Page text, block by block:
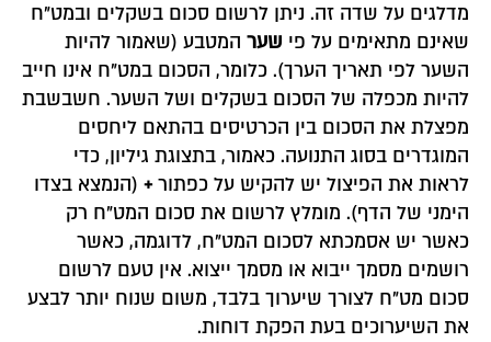
מדלגים על שדה זה. ניתן לרשום סכום בשקלים ובמט"ח
שאינם מתאימים על פי שער המטבע (שאמור להיות
השער לפי תאריך הערך). כלומר, הסכום במט"ח אינו חייב
להיות מכפלה של הסכום בשקלים ושל השער. חשבשבת
מפצלת את הסכום בין הכרטיסים בהתאם ליחסים
המוגדרים בסוג התנועה. כאמור, בתצוגת גיליון, כדי
לראות את הפיצול יש להקיש על כפתור+ (הנמצא בצדו
הימני של הדף). מומלץ לרשום את סכום המט"ח רק
כאשר יש אסמכתא לסכום המט"ח, לדוגמה, כאשר
רושמים מסמך ייבוא או מסמך ייצוא. אין טעם לרשום
סכום מט"ח לצורך שיערוך בלבד, משום שנוח יותר לבצע
את השיערוכים בעת הפקת דוחות.